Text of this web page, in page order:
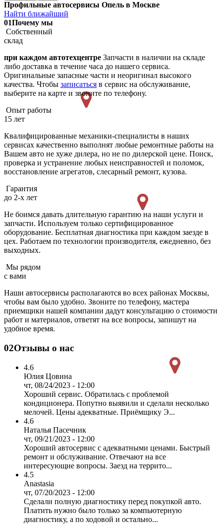
Профильные автосервисы Опель в Москве
Найти ближайший
01Почему мы
Собственный
склад
при каждом автотехцентре Запчасти в наличии на складе
либо доставка в течение часа до нашего сервиса.
Оригинальные запасные части и неоригинал высокого
качества. Чтобы записаться в сервис на обслуживание,
выберите на карте и звоните по телефону.
Опыт работы
15 лет
Квалифицированные механики-специалисты в наших
сервисах качественно выполнят любые ремонтные работы на
Вашем авто не хуже дилера, но не по дилерской цене. Поиск,
проверка и устранение любых неисправностей и поломок,
восстановление агрегатов, слесарный ремонт, кузова.
Гарантия
до 2-х лет
Не боимся давать длительную гарантию на наши услуги и
запчасти. Используем только сертифицированное
оборудование. Бесплатная диагностика при каждом заезде в
цех. Работаем по технологии производителя, ежедневно, без
выходных.
Мы рядом
с вами
Наши автосервисы располагаются во всех районах Москвы,
чтобы вам было удобно. Звоните по телефону, мастера
приемщики нашей компании дадут консультацию о стоимости
работ и материалов, ответят на все вопросы, запишут на
удобное время.
02Отзывы о нас
4.6
Юлия Цовина
чт, 08/24/2023 - 12:00
Хороший сервис. Обратилась с проблемой
кондиционера. Попутно выявили и сделали несколько
мелочей. Цены адекватные. Приёмщику Э...
4.6
Наталья Пасечник
чт, 09/21/2023 - 12:00
Хороший автосервис с адекватными ценами. Быстрый
ремонт и обслуживание. Отвечают на все
интересующие вопросы. Заезд на террито...
4.5
Anastasia
чт, 07/20/2023 - 12:00
Сделали полную диагностику перед покупкой авто.
Платить нужно было только за компьютерную
диагностику, а по ходовой и остально...